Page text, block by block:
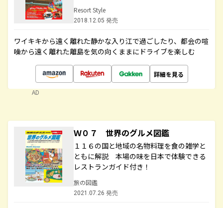
Resort Style
2018.12.05 発売
ワイキキから遠く離れた静かな入り江で過ごしたり、都会の喧
噪から遠く離れた離島を気の向くままにドライブを楽しむ
詳細を見る
AD
Ｗ０７ 世界のグルメ図鑑
１１６の国と地域の名物料理を食の雑学と
ともに解説 本場の味を日本で体験できる
レストランガイド付き！
旅の図鑑
2021.07.26 発売